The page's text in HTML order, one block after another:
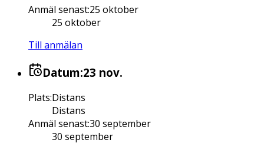
Anmäl senast:25 oktober
25 oktober
Till anmälan
Datum:23 nov.
Plats:Distans
Distans
Anmäl senast:30 september
30 september